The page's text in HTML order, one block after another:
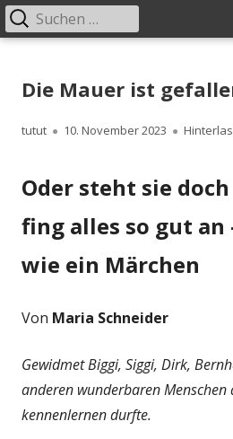
zum
Primäres
Suchen
nach:
Die Mauer ist
Autor
tutut
Veröffentlicht
10. November 2023
Oder steht sie doch
fing alles so gut an
wie ein Märchen
Von Maria Schneider
Gewidmet Biggi, Siggi, Dirk,
anderen wunderbaren Menschen
kennenlernen durfte.